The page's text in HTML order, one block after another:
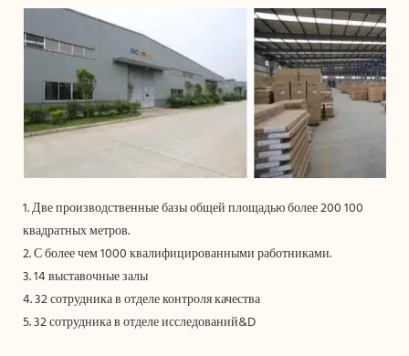
1. Две производственные базы общей площадью более 200 100
квадратных метров.
2. С более чем 1000 квалифицированными работниками.
3. 14 выставочные залы
4. 32 сотрудника в отделе контроля качества
5. 32 сотрудника в отделе исследований&D